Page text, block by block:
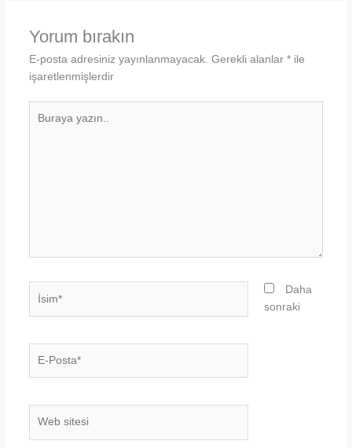
Yorum bırakın
E-posta adresiniz yayınlanmayacak. Gerekli alanlar *ile
işaretlenmişlerdir
Posta*
Daha
sonraki